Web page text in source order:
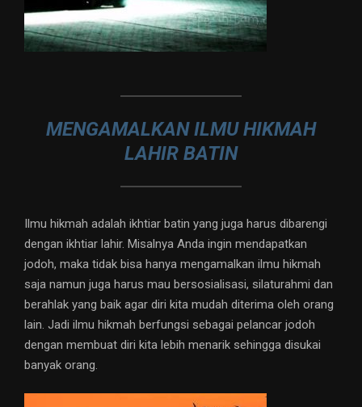
MENGAMALKAN ILMU HIKMAH
LAHIR BATIN
Ilmu hikmah adalah ikhtiar batin yang juga harus dibarengi
dengan ikhtiar lahir. Misalnya Anda ingin mendapatkan
jodoh, maka tidak bisa hanya mengamalkan ilmu hikmah
saja namun juga harus mau bersosialisasi, silaturahmi dan
berahlak yang baik agar diri kita mudah diterima oleh orang
lain. Jadi ilmu hikmah berfungsi sebagai pelancar jodoh
dengan membuat diri kita lebih menarik sehingga disukai
banyak orang.